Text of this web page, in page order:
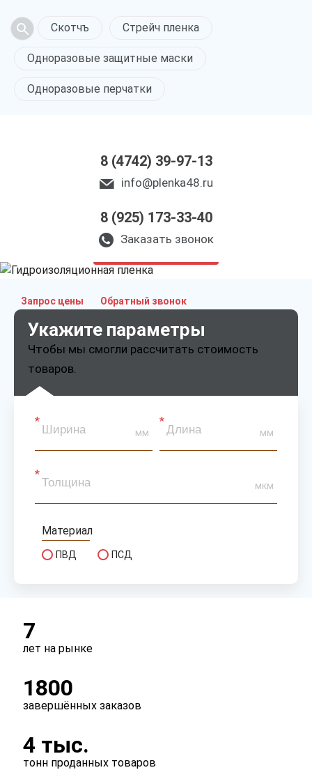
Скотчъ Стрейч пленка
Одноразовые защитные маски
Одноразовые перчатки
8 (4742) 39-97-13
info@plenka48.ru
8 (925) 173-33-40
Заказать звонок
Гидроизоляционная
пленка в Липецке
Запрос цены Обратный звонок
Укажите параметры
Чтобы мы смогли рассчитать стоимость
товаров.
мм мм
мкм
Материал
ПВД ПСД
7
лет на рынке
1800
завершённых заказов
4 тыс.
тонн проданных товаров